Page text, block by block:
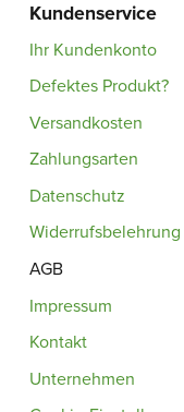
Kundenservice
Ihr Kundenkonto
Defektes Produkt?
Versandkosten
Zahlungsarten
Datenschutz
Widerrufsbelehrung
AGB
Impressum
Kontakt
Unternehmen